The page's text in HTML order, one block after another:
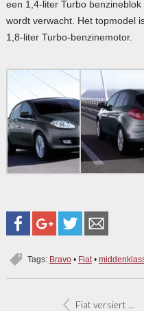
een 1,4-liter Turbo
wordt verwacht. Het topmodel
1,8-liter Turbo-benzinemotor.
Tags: Bravo• Fiat•
Fiat versiert Playmate van het Jaar